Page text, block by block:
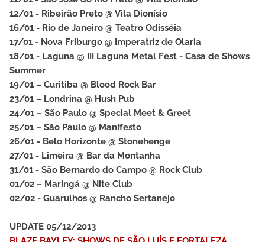
12/01 - Ribeirão Preto @ Vila Dionísio
16/01 - Rio de Janeiro @ Teatro Odisséia
17/01 - Nova Friburgo @ Imperatriz de Olaria
18/01 - Laguna @ III Laguna Metal Fest - Casa de Shows
Summer
19/01 – Curitiba @ Blood Rock Bar
23/01 – Londrina @ Hush Pub
24/01 – São Paulo @ Special Meet & Greet
25/01 – São Paulo @ Manifesto
26/01 - Belo Horizonte @ Stonehenge
27/01 - Limeira @ Bar da Montanha
31/01 - São Bernardo do Campo @ Rock Club
01/02 – Maringá @ Nite Club
02/02 - Guarulhos @ Rancho Sertanejo
UPDATE 05/12/2013